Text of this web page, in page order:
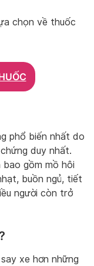
chọn về thuốc
phổ biến nhất do
duy nhất.
gồm mồ hôi
buồn ngủ, tiết
người còn trở
xe hơn những